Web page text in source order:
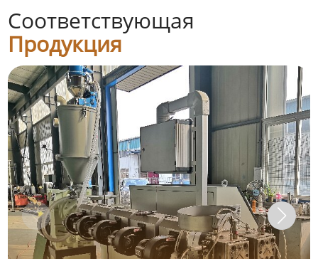
Соответствующая
Продукция